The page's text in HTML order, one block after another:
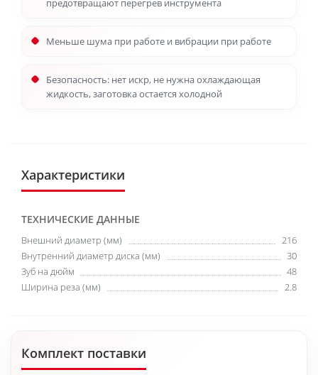
предотвращают перегрев инструмента
Меньше шума при работе и вибрации при работе
Безопасность: нет искр, не нужна охлаждающая
жидкость, заготовка остается холодной
Характеристики
ТЕХНИЧЕСКИЕ ДАННЫЕ
Внешний диаметр (мм)
216
Внутренний диаметр диска (мм)
30
Зуб на дюйм
48
Ширина реза (мм)
2.8
Комплект поставки